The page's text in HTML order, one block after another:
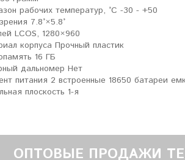
рабочих температур, °С -30 - +50
7.8°×5.8°
LCOS, 1280×960
корпуса Прочный пластик
16 ГБ
дальномер Нет
питания 2 встроенные 18650 батареи
плоскость 1-я
ОПТОВЫЕ ПРОДАЖИ